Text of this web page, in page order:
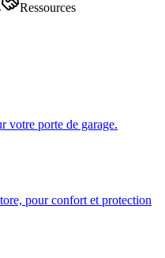
Ressources
votre porte de garage.
pour confort et protection